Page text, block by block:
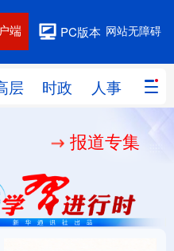
网站无障碍
PC版本
端
层 时政 人事 国际
图
人事
网评
全球连线 教育
报道专集